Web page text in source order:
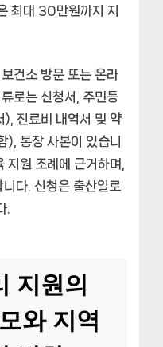
최대 30만원까지 지
건소 방문 또는 온라
로는 신청서, 주민등
), 진료비 내역서 및 약
), 통장 사본이 있습니
지원 조례에 근거하며,
다. 신청은 출산일로
.
지원의
와 지역